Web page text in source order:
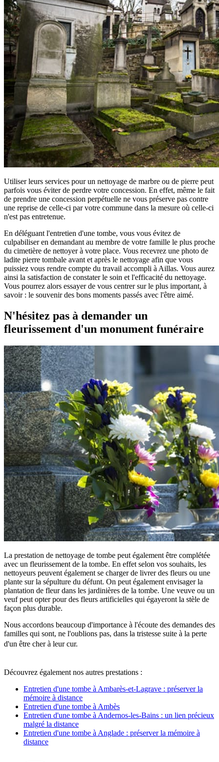
Utiliser leurs services pour un nettoyage de marbre ou de pierre peut
parfois vous éviter de perdre votre concession. En effet, même le fait
de prendre une concession perpétuelle ne vous préserve pas contre
une reprise de celle-ci par votre commune dans la mesure où celle-ci
n'est pas entretenue.
En déléguant l'entretien d'une tombe, vous vous évitez de
culpabiliser en demandant au membre de votre famille le plus proche
du cimetière de nettoyer à votre place. Vous recevrez une photo de
ladite pierre tombale avant et après le nettoyage afin que vous
puissiez vous rendre compte du travail accompli à Aillas. Vous aurez
ainsi la satisfaction de constater le soin et l'efficacité du nettoyage.
Vous pourrez alors essayer de vous centrer sur le plus important, à
savoir : le souvenir des bons moments passés avec l'être aimé.
N'hésitez pas à demander un
fleurissement d'un monument funéraire
La prestation de nettoyage de tombe peut également être complétée
avec un fleurissement de la tombe. En effet selon vos souhaits, les
nettoyeurs peuvent également se charger de livrer des fleurs ou une
plante sur la sépulture du défunt. On peut également envisager la
plantation de fleur dans les jardinières de la tombe. Une veuve ou un
veuf peut opter pour des fleurs artificielles qui égayeront la stèle de
façon plus durable.
Nous accordons beaucoup d'importance à l'écoute des demandes des
familles qui sont, ne l'oublions pas, dans la tristesse suite à la perte
d'un être cher à leur cur.
Découvrez également nos autres prestations :
Entretien d'une tombe à Ambarès-et-Lagrave : préserver la
mémoire à distance
Entretien d'une tombe à Ambès
Entretien d'une tombe à Andernos-les-Bains : un lien précieux
malgré la distance
Entretien d'une tombe à Anglade : préserver la mémoire à
distance